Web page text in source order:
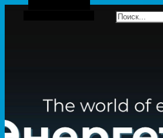
Боковая панель